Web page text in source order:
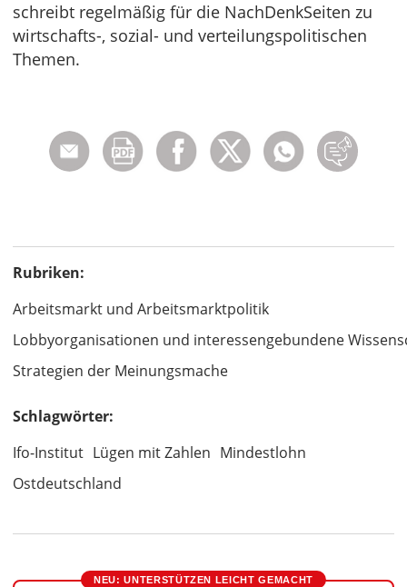
schreibt regelmäßig für die NachDenkSeiten zu
wirtschafts-, sozial- und verteilungspolitischen
Themen.
Rubriken:
Arbeitsmarkt und Arbeitsmarktpolitik
Lobbyorganisationen und interessengebundene
Strategien der Meinungsmache
Schlagwörter:
Ifo-Institut Lügen mit Zahlen Mindestlohn
Ostdeutschland
NEU: UNTERSTÜTZEN LEICHT GEMACHT